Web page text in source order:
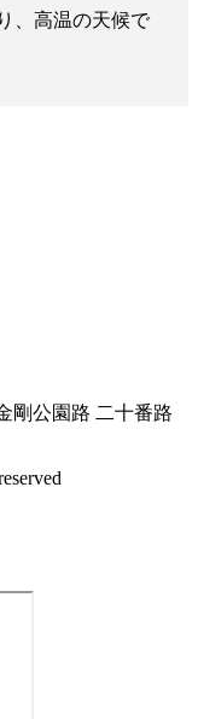
、高温の天候で
剛公園路 二十番路